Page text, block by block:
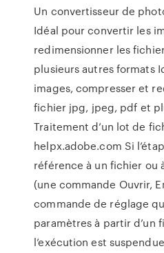
Un convertisseur de
Idéal pour convertir les
redimensionner les
plusieurs autres formats
images, compresser et
fichier jpg, jpeg, pdf et
Traitement d’un lot de
helpx.adobe.com Si
référence à un fichier ou
(une commande Ouvrir,
commande de réglage
paramètres à partir d’un
l’exécution est